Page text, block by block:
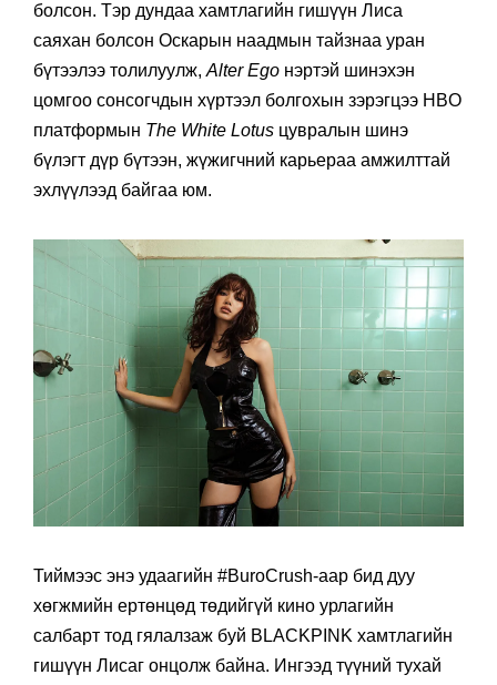
болсон. Тэр дундаа хамтлагийн гишүүн Лиса
саяхан болсон Оскарын наадмын тайзнаа уран
бүтээлээ толилуулж, Alter Ego нэртэй шинэхэн
цомгоо сонсогчдын хүртээл болгохын зэрэгцээ HBO
платформын The White Lotus цувралын шинэ
бүлэгт дүр бүтээн, жүжигчний карьераа амжилттай
эхлүүлээд байгаа юм.
Тиймээс энэ удаагийн #BuroCrush-аар бид дуу
хөгжмийн ертөнцөд төдийгүй кино урлагийн
салбарт тод гялалзаж буй BLACKPINK хамтлагийн
гишүүн Лисаг онцолж байна. Ингээд түүний тухай